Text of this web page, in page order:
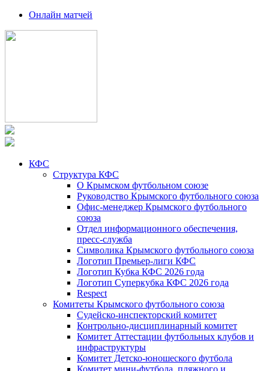
Онлайн матчей
КФС
Структура КФС
О Крымском футбольном союзе
Руководство Крымского футбольного союза
Офис-менеджер Крымского футбольного
союза
Отдел информационного обеспечения,
пресс-служба
Символика Крымского футбольного союза
Логотип Премьер-лиги КФС
Логотип Кубка КФС 2026 года
Логотип Суперкубка КФС 2026 года
Respect
Комитеты Крымского футбольного союза
Судейско-инспекторский комитет
Контрольно-дисциплинарный комитет
Комитет Аттестации футбольных клубов и
инфраструктуры
Комитет Детско-юношеского футбола
Комитет мини-футбола, пляжного и